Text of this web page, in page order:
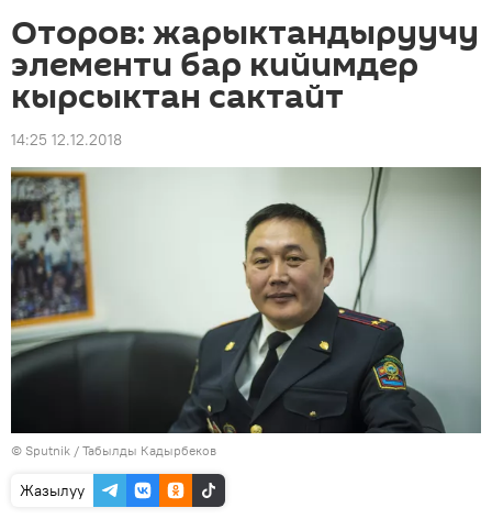
Оторов: жарыктандыруучу
элементи бар кийимдер
кырсыктан сактайт
14:25 12.12.2018
© Sputnik / Табылды Кадырбеков
Жазылуу